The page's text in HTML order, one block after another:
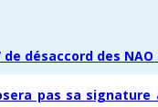
désaccord des NAO
pas sa